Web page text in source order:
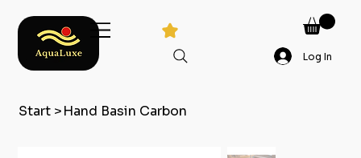
Log In
Start >Hand Basin Carbon